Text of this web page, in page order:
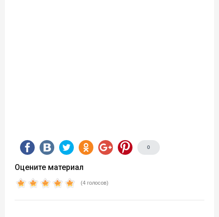
0
Оцените материал
(4 голосов)